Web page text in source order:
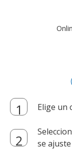
Elige un
se